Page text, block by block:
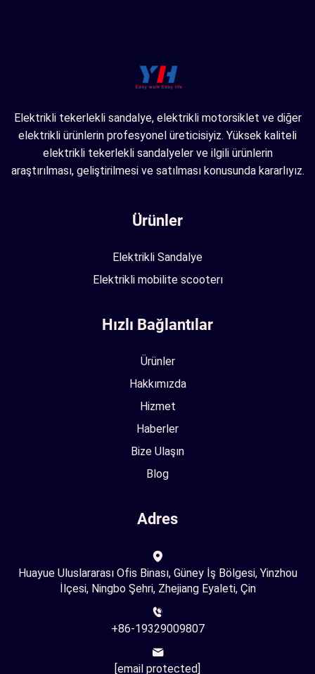
Elektrikli tekerlekli sandalye, elektrikli motorsiklet ve diğer
elektrikli ürünlerin profesyonel üreticisiyiz. Yüksek kaliteli
elektrikli tekerlekli sandalyeler ve ilgili ürünlerin
araştırılması, geliştirilmesi ve satılması konusunda kararlıyız.
Ürünler
Elektrikli Sandalye
Elektrikli mobilite scooterı
Hızlı Bağlantılar
Ürünler
Hakkımızda
Hizmet
Haberler
Bize Ulaşın
Blog
Adres
Huayue Uluslararası Ofis Binası, Güney İş Bölgesi, Yinzhou
İlçesi, Ningbo Şehri, Zhejiang Eyaleti, Çin
+86-19329009807
[email protected]